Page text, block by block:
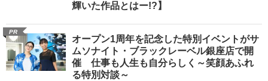
輝いた作品とはー!?】
PR
オープン1周年を記念した特別イベントがサ
ムソナイト・ブラックレーベル銀座店で開
催 仕事も人生も自分らしく～笑顔あふれ
る特別対談～